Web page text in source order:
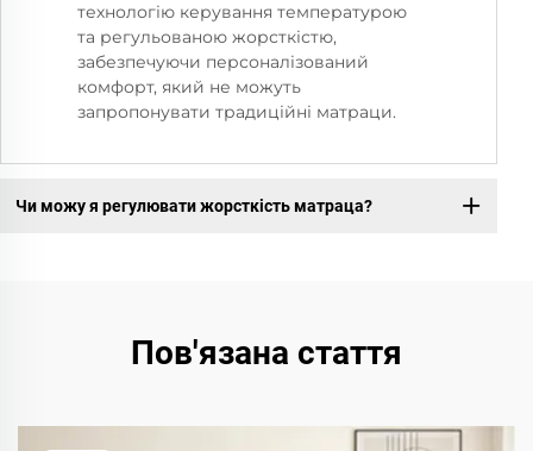
технологію керування температурою
та регульованою жорсткістю,
забезпечуючи персоналізований
комфорт, який не можуть
запропонувати традиційні матраци.
Чи можу я регулювати жорсткість матраца?
Пов'язана стаття